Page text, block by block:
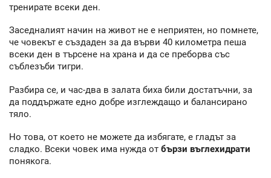
тренирате всеки ден.
Заседналият начин на живот не е неприятен, но помнете,
че човекът е създаден за да върви 40 километра пеша
всеки ден в търсене на храна и да се преборва със
съблезъби тигри.
Разбира се, и час-два в залата биха били достатъчни, за
да поддържате едно добре изглеждащо и балансирано
тяло.
Но това, от което не можете да избягате, е гладът за
сладко. Всеки човек има нужда от бързи въглехидрати
понякога.